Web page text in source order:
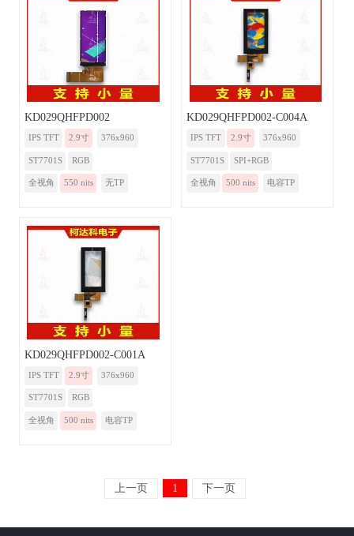
KD029QHFPD002
IPS TFT 2.9寸 376x960
ST7701S RGB
全视角 550 nits 无TP
KD029QHFPD002-C004A
IPS TFT 2.9寸 376x960
ST7701S SPI+RGB
全视角 500 nits 电容TP
KD029QHFPD002-C001A
IPS TFT 2.9寸 376x960
ST7701S RGB
全视角 500 nits 电容TP
上一页 1 下一页